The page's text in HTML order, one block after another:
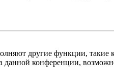
другие функции,
конференции,